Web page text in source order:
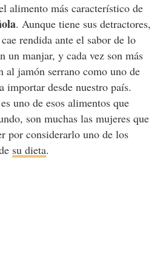
alimento más característico de
. Aunque tiene sus detractores,
rendida ante el sabor de lo
un manjar, y cada vez son más
al jamón serrano como uno de
importar desde nuestro país.
uno de esos alimentos que
son muchas las mujeres que
por considerarlo uno de los
su dieta.